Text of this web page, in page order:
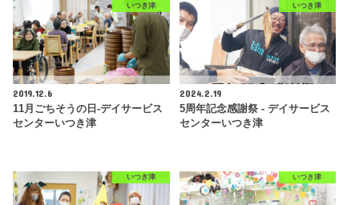
いつき津
2019.12.6
11月ごちそうの日-デイサービス
センターいつき津
いつき津
2024.2.19
5周年記念感謝祭 - デイサービス
センターいつき津
いつき津 いつき津